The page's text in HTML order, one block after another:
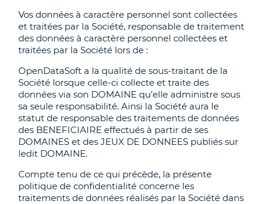
Vos données à caractère personnel sont collectées
et traitées par la Société, responsable de traitement
des données à caractère personnel collectées et
traitées par la Société lors de :
OpenDataSoft a la qualité de sous-traitant de la
Société lorsque celle-ci collecte et traite des
données via son DOMAINE qu’elle administre sous
sa seule responsabilité. Ainsi la Société aura le
statut de responsable des traitements de données
des BENEFICIAIRE effectués à partir de ses
DOMAINES et des JEUX DE DONNEES publiés sur
ledit DOMAINE.
Compte tenu de ce qui précède, la présente
politique de confidentialité concerne les
traitements de données réalisés par la Société dans